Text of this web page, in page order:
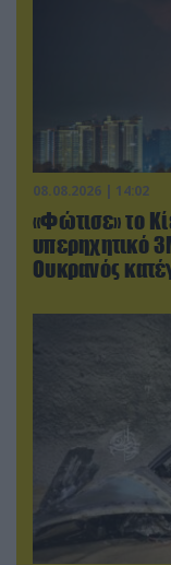
08.08.2026 | 14:02
«Φώτισε» το
υπερηχητικό
Ουκρανός